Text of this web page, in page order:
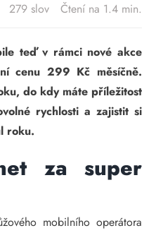
Blog
Kontakt
279 slov Čtení na 1.4 min.
teď v rámci nové akce
cenu 299 Kč měsíčně.
do kdy máte příležitost
rychlosti a zajistit si
roku.
za super
mobilního operátora